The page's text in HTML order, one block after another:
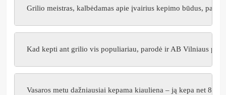
Grilio meistras, kalbėdamas apie įvairius kepimo būdus,
Kad kepti ant grilio vis populiariau, parodė ir AB Vilniaus
Vasaros metu dažniausiai kepama kiauliena – ją kepa net 89